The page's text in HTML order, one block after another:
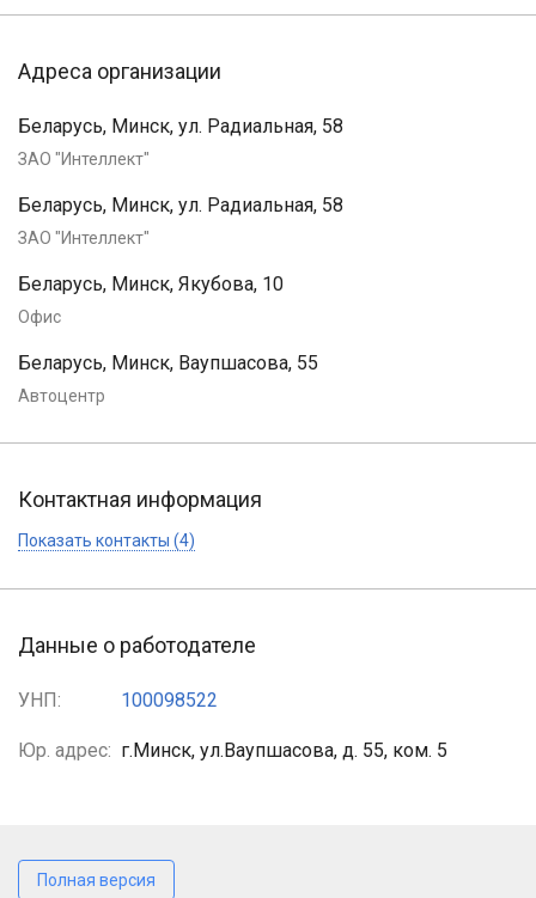
Адреса организации
Беларусь, Минск, ул. Радиальная, 58
ЗАО "Интеллект"
Беларусь, Минск, ул. Радиальная, 58
ЗАО "Интеллект"
Беларусь, Минск, Якубова, 10
Офис
Беларусь, Минск, Ваупшасова, 55
Автоцентр
Контактная информация
Показать контакты (4)
Данные о работодателе
УНП: 100098522
Юр. адрес: г.Минск, ул.Ваупшасова, д. 55, ком. 5
Полная версия